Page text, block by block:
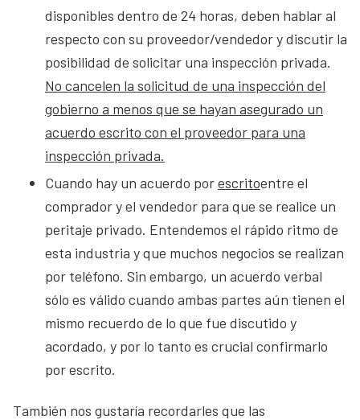
disponibles dentro de 24 horas, deben hablar al
respecto con su proveedor/vendedor y discutir la
posibilidad de solicitar una inspección privada.
No cancelen la solicitud de una inspección del
gobierno a menos que se hayan asegurado un
acuerdo escrito con el proveedor para una
inspección privada.
Cuando hay un acuerdo porescritoentre el
comprador y el vendedor para que se realice un
peritaje privado. Entendemos el rápido ritmo de
esta industria y que muchos negocios se realizan
por teléfono. Sin embargo, un acuerdo verbal
sólo es válido cuando ambas partes aún tienen el
mismo recuerdo de lo que fue discutido y
acordado, y por lo tanto es crucial confirmarlo
por escrito.
También nos gustaría recordarles que las